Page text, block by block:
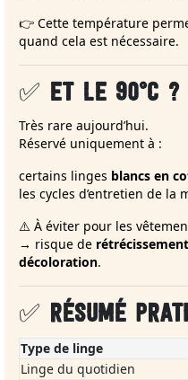
👉 Cette température
quand cela est nécessaire.
✅ ET LE 90°C ?
Très rare aujourd’hui.
Réservé uniquement à :
certains linges blancs en
les cycles d’entretien de la
⚠️ À éviter pour les
→ risque de rétrécissement
décoloration.
✅ RÉSUMÉ
Type de linge
Linge du quotidien